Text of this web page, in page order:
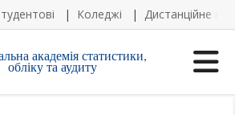
Коледжі Дистанційне
академія статистики,
обліку та аудиту